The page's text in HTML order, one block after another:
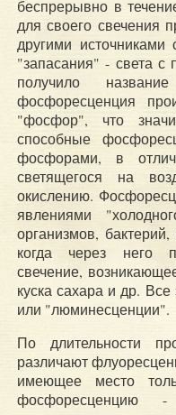
беспрерывно в
для своего свечения
другими
"запасания" - света с
получило
фосфоресценция
"фосфор", что
способные
фосфорами, в
светящегося на
окислению.
явлениями
организмов,
когда через него
свечение,
куска сахара и др.
или "люминесценции".
По длительности
различают
имеющее место
фосфоресценцию -